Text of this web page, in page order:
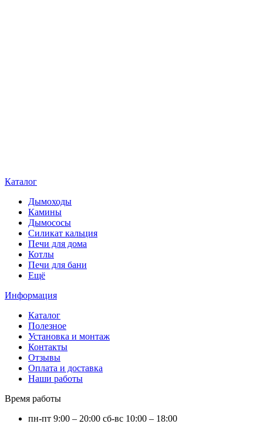
Каталог
Дымоходы
Камины
Дымососы
Силикат кальция
Печи для дома
Котлы
Печи для бани
Ещё
Информация
Каталог
Полезное
Установка и монтаж
Контакты
Отзывы
Оплата и доставка
Наши работы
Время работы
пн-пт 9:00 – 20:00 сб-вс 10:00 – 18:00